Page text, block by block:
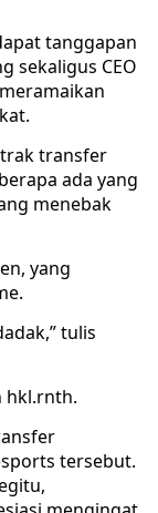
tanggapan
sekaligus CEO
transfer
ada yang
menebak
yang
tulis
hkl.rnth.
tersebut.